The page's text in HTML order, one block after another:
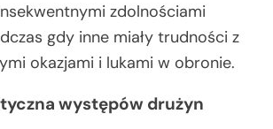
zdolnościami
gdy inne miały trudności z
okazjami i lukami w obronie.
występów drużyn